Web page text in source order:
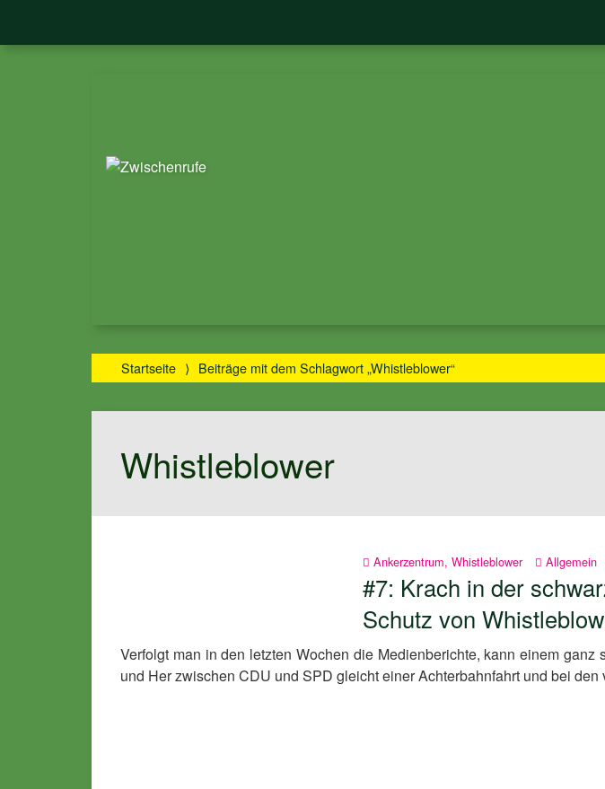
Startseite ⟩ Beiträge mit dem Schlagwort „Whistleblower“
Whistleblower
Ankerzentrum, Whistleblower Allgemein
#7: Krach in der
Schutz von
Verfolgt man in den letzten Wochen die Medienberichte, kann einem
und Her zwischen CDU und SPD gleicht einer Achterbahnfahrt und bei